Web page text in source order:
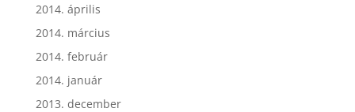
2014. április
2014. március
2014. február
2014. január
2013. december